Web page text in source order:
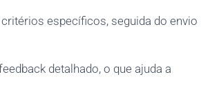
específicos, seguida do envio
detalhado, o que ajuda a